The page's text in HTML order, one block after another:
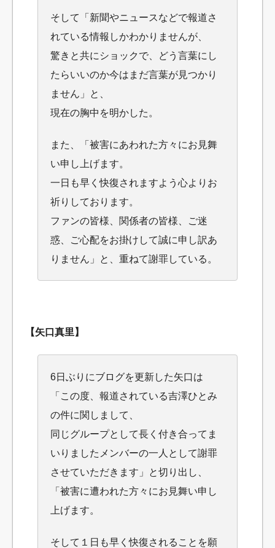
そして「新聞やニュースなどで報道さ
れている情報しかわかりませんが、
驚きと共にショックで、どう言葉にし
たらいいのか今はまだ言葉が見つかり
ません」と、
現在の胸中を明かした。
また、「被害にあわれた方々にお見舞
い申し上げます。
一日も早く快復されますよう心よりお
祈りしております。
ファンの皆様、関係者の皆様、ご迷
惑、ご心配をお掛けして誠に申し訳あ
りません」と、 重ねて謝罪している。
【矢口真里】
6日ぶりにブログを更新した矢口は
「この度、報道されている吉澤ひとみ
の件に関しまして、
同じグループとして長く付き合ってま
いりましたメンバーの一人として謝罪
させていただきます」と切り出し、
「被害に遭われた方々にお見舞い申し
上げます。
そして１日も早く快復されることを願